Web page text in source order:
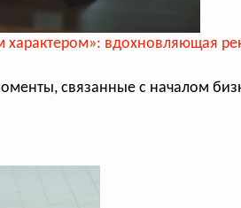
вдохновляющая
связанные с началом